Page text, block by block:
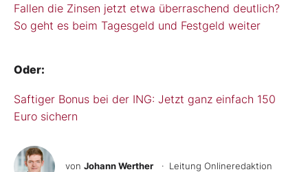
Fallen die Zinsen jetzt etwa überraschend deutlich?
So geht es beim Tagesgeld und Festgeld weiter
Oder:
Saftiger Bonus bei der ING: Jetzt ganz einfach 150
Euro sichern
von Johann Werther · Leitung Onlineredaktion